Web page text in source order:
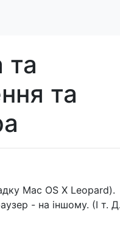
та
та
Mac OS X Leopard).
- на іншому. (І т. Д.